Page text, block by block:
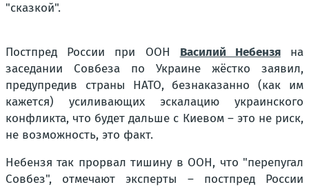
"сказкой".
Постпред России при ООН Василий Небензяна
заседании Совбеза по Украине жёстко заявил,
предупредив страны НАТО, безнаказанно (как им
кажется) усиливающих эскалацию украинского
конфликта, что будет дальше с Киевом – это не риск,
не возможность, это факт.
Небензя так прорвал тишину в ООН, что "перепугал
Совбез", отмечают эксперты – постпред России